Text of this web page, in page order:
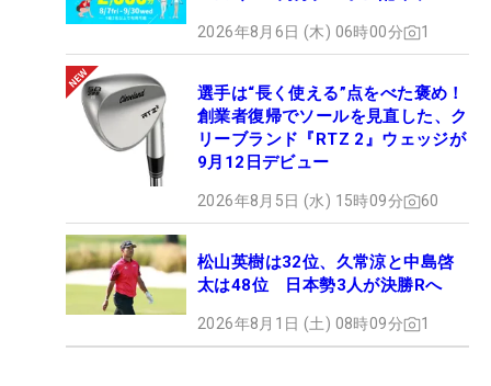
2026年8月6日 (木) 06時00分 1
選手は“長く使える”点をべた褒め！
創業者復帰でソールを見直した、ク
リーブランド『RTZ 2』ウェッジが
9月12日デビュー
2026年8月5日 (水) 15時09分 60
松山英樹は32位、久常涼と中島啓
太は48位 日本勢3人が決勝Rへ
2026年8月1日 (土) 08時09分 1